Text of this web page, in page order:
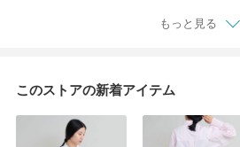
もっと見る
このストアの新着アイテム